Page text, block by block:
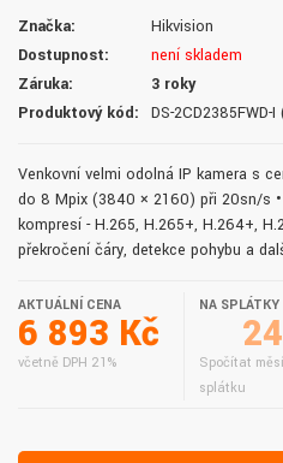
Značka:
Hikvision
Dostupnost:
není skladem
Záruka:
3 roky
Produktový kód:
DS-
Venkovní velmi odolná IP kamera s
do 8 Mpix (3840 × 2160) při 20sn/s
kompresí - H.265, H.265+, H.264+,
překročení čáry, detekce pohybu a
AKTUÁLNÍ CENA
6 893 Kč
včetně DPH 21%
NA
Spočítat
splátku